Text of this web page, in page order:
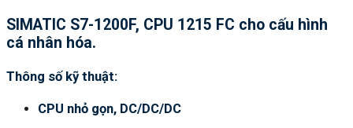
SIMATIC S7-1200F, CPU 1215 FC cho cấu hình
cá nhân hóa.
Thông số kỹ thuật:
CPU nhỏ gọn, DC/DC/DC